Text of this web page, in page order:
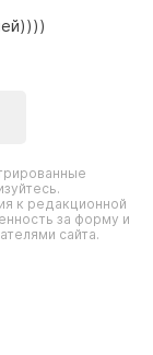
к редакционной
за форму и
сайта.